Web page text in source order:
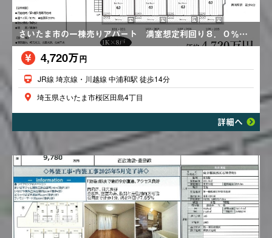
さいたま市の一棟売りアパート 満室想定利回り８．０％ 全室ロフト・エアコン完備
4,720万円
JR線 埼京線・川越線 中浦和駅 徒歩14分
埼玉県さいたま市桜区田島4丁目
詳細へ